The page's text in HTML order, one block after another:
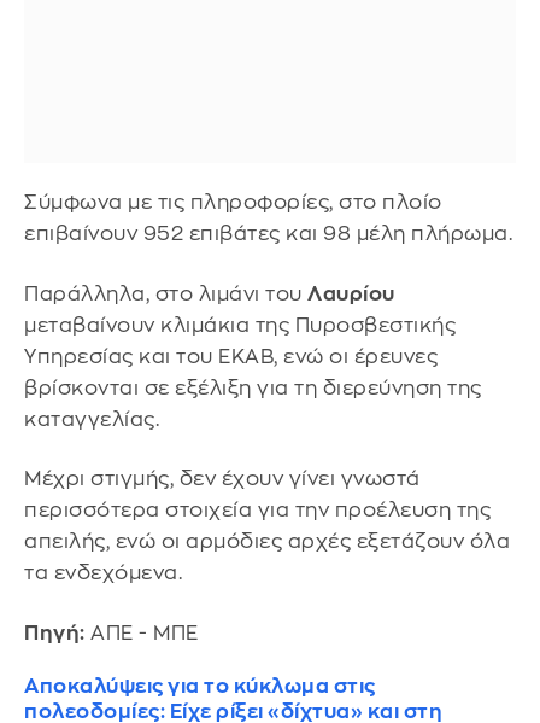
Σύμφωνα με τις πληροφορίες, στο πλοίο
επιβαίνουν 952 επιβάτες και 98 μέλη πλήρωμα.
Παράλληλα, στο λιμάνι του Λαυρίου
μεταβαίνουν κλιμάκια της Πυροσβεστικής
Υπηρεσίας και του ΕΚΑΒ, ενώ οι έρευνες
βρίσκονται σε εξέλιξη για τη διερεύνηση της
καταγγελίας.
Μέχρι στιγμής, δεν έχουν γίνει γνωστά
περισσότερα στοιχεία για την προέλευση της
απειλής, ενώ οι αρμόδιες αρχές εξετάζουν όλα
τα ενδεχόμενα.
Πηγή: ΑΠΕ - ΜΠΕ
Αποκαλύψεις για το κύκλωμα στις
πολεοδομίες: Είχε ρίξει «δίχτυα» και στη